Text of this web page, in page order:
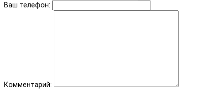
Ваш телефон:
Комментарий: